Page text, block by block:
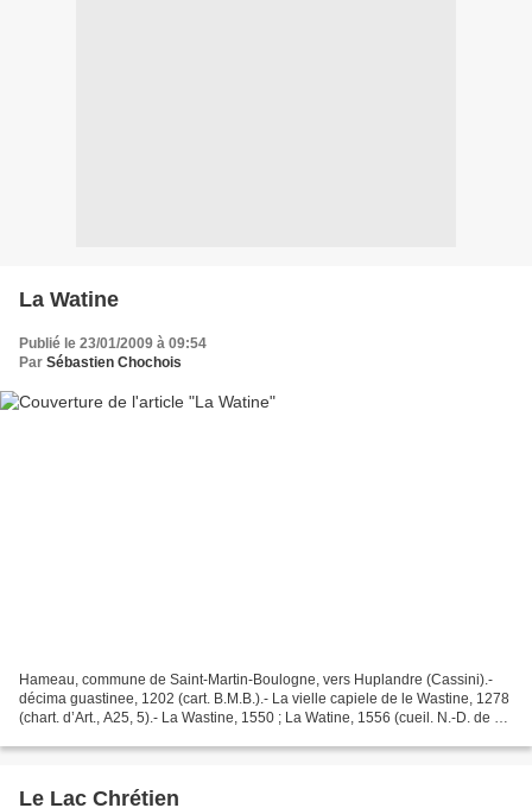
La Watine
Publié le 23/01/2009 à 09:54
Par Sébastien Chochois
Hameau, commune de Saint-Martin-Boulogne, vers Huplandre (Cassini).-
décima guastinee, 1202 (cart. B.M.B.).- La vielle capiele de le Wastine, 1278
(chart. d’Art., A25, 5).- La Wastine, 1550 ; La Watine, 1556 (cueil. N.-D. de B).
Le Lac Chrétien